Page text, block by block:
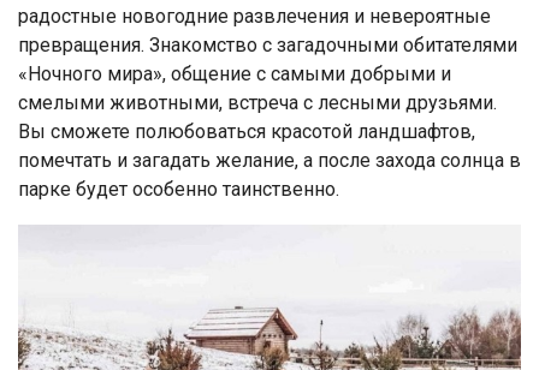
радостные новогодние развлечения и невероятные
превращения. Знакомство с загадочными обитателями
«Ночного мира», общение с самыми добрыми и
смелыми животными, встреча с лесными друзьями.
Вы сможете полюбоваться красотой ландшафтов,
помечтать и загадать желание, а после захода солнца в
парке будет особенно таинственно.